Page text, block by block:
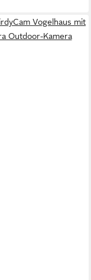
Vogelhaus mit
Outdoor-Kamera